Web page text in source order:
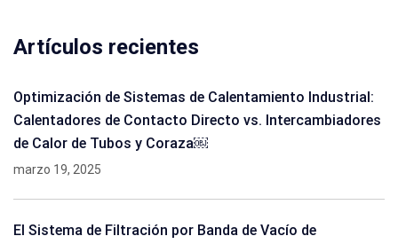
Artículos recientes
Optimización de Sistemas de Calentamiento Industrial:
Calentadores de Contacto Directo vs. Intercambiadores
de Calor de Tubos y Coraza￼
marzo 19, 2025
El Sistema de Filtración por Banda de Vacío de